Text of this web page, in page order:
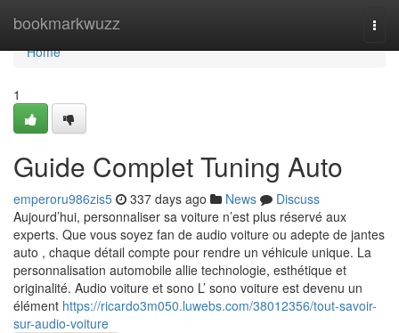
bookmarkwuzz
Home
Home
1
Guide Complet Tuning Auto
emperoru986zis5 337 days ago News
Discuss
Aujourd’hui, personnaliser sa voiture n’est plus réservé aux
experts. Que vous soyez fan de audio voiture ou adepte de jantes
auto , chaque détail compte pour rendre un véhicule unique. La
personnalisation automobile allie technologie, esthétique et
originalité. Audio voiture et sono L’ sono voiture est devenu un
élément https://ricardo3m050.luwebs.com/38012356/tout-savoir-
sur-audio-voiture